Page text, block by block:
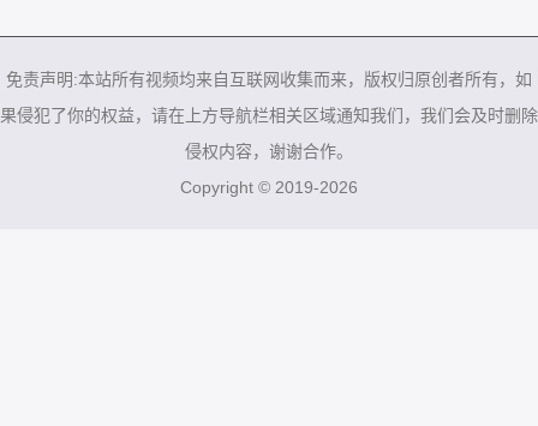
免责声明:本站所有视频均来自互联网收集而来，版权归原创者所有，如
果侵犯了你的权益，请在上方导航栏相关区域通知我们，我们会及时删除
侵权内容，谢谢合作。
Copyright © 2019-2026